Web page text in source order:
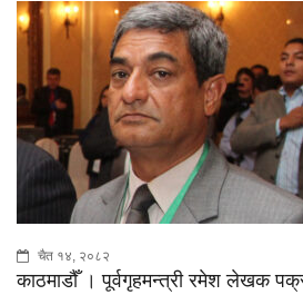
चैत १४, २०८२
काठमाडौँ । पूर्वगृहमन्त्री रमेश लेखक